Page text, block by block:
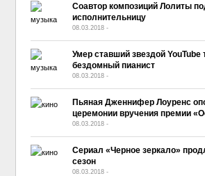
Соавтор композиций Лолиты
исполнительницу
08.03.2018 -
Умер ставший звездой
бездомный пианист
08.03.2018 -
Пьяная Дженнифер Лоуренс
церемонии вручения премии
08.03.2018 -
Сериал «Черное зеркало»
сезон
08.03.2018 -